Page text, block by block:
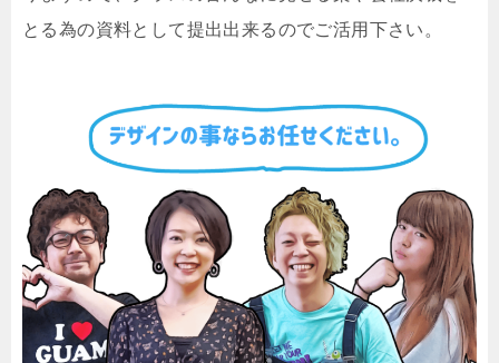
とる為の資料として提出出来るのでご活用下さい。